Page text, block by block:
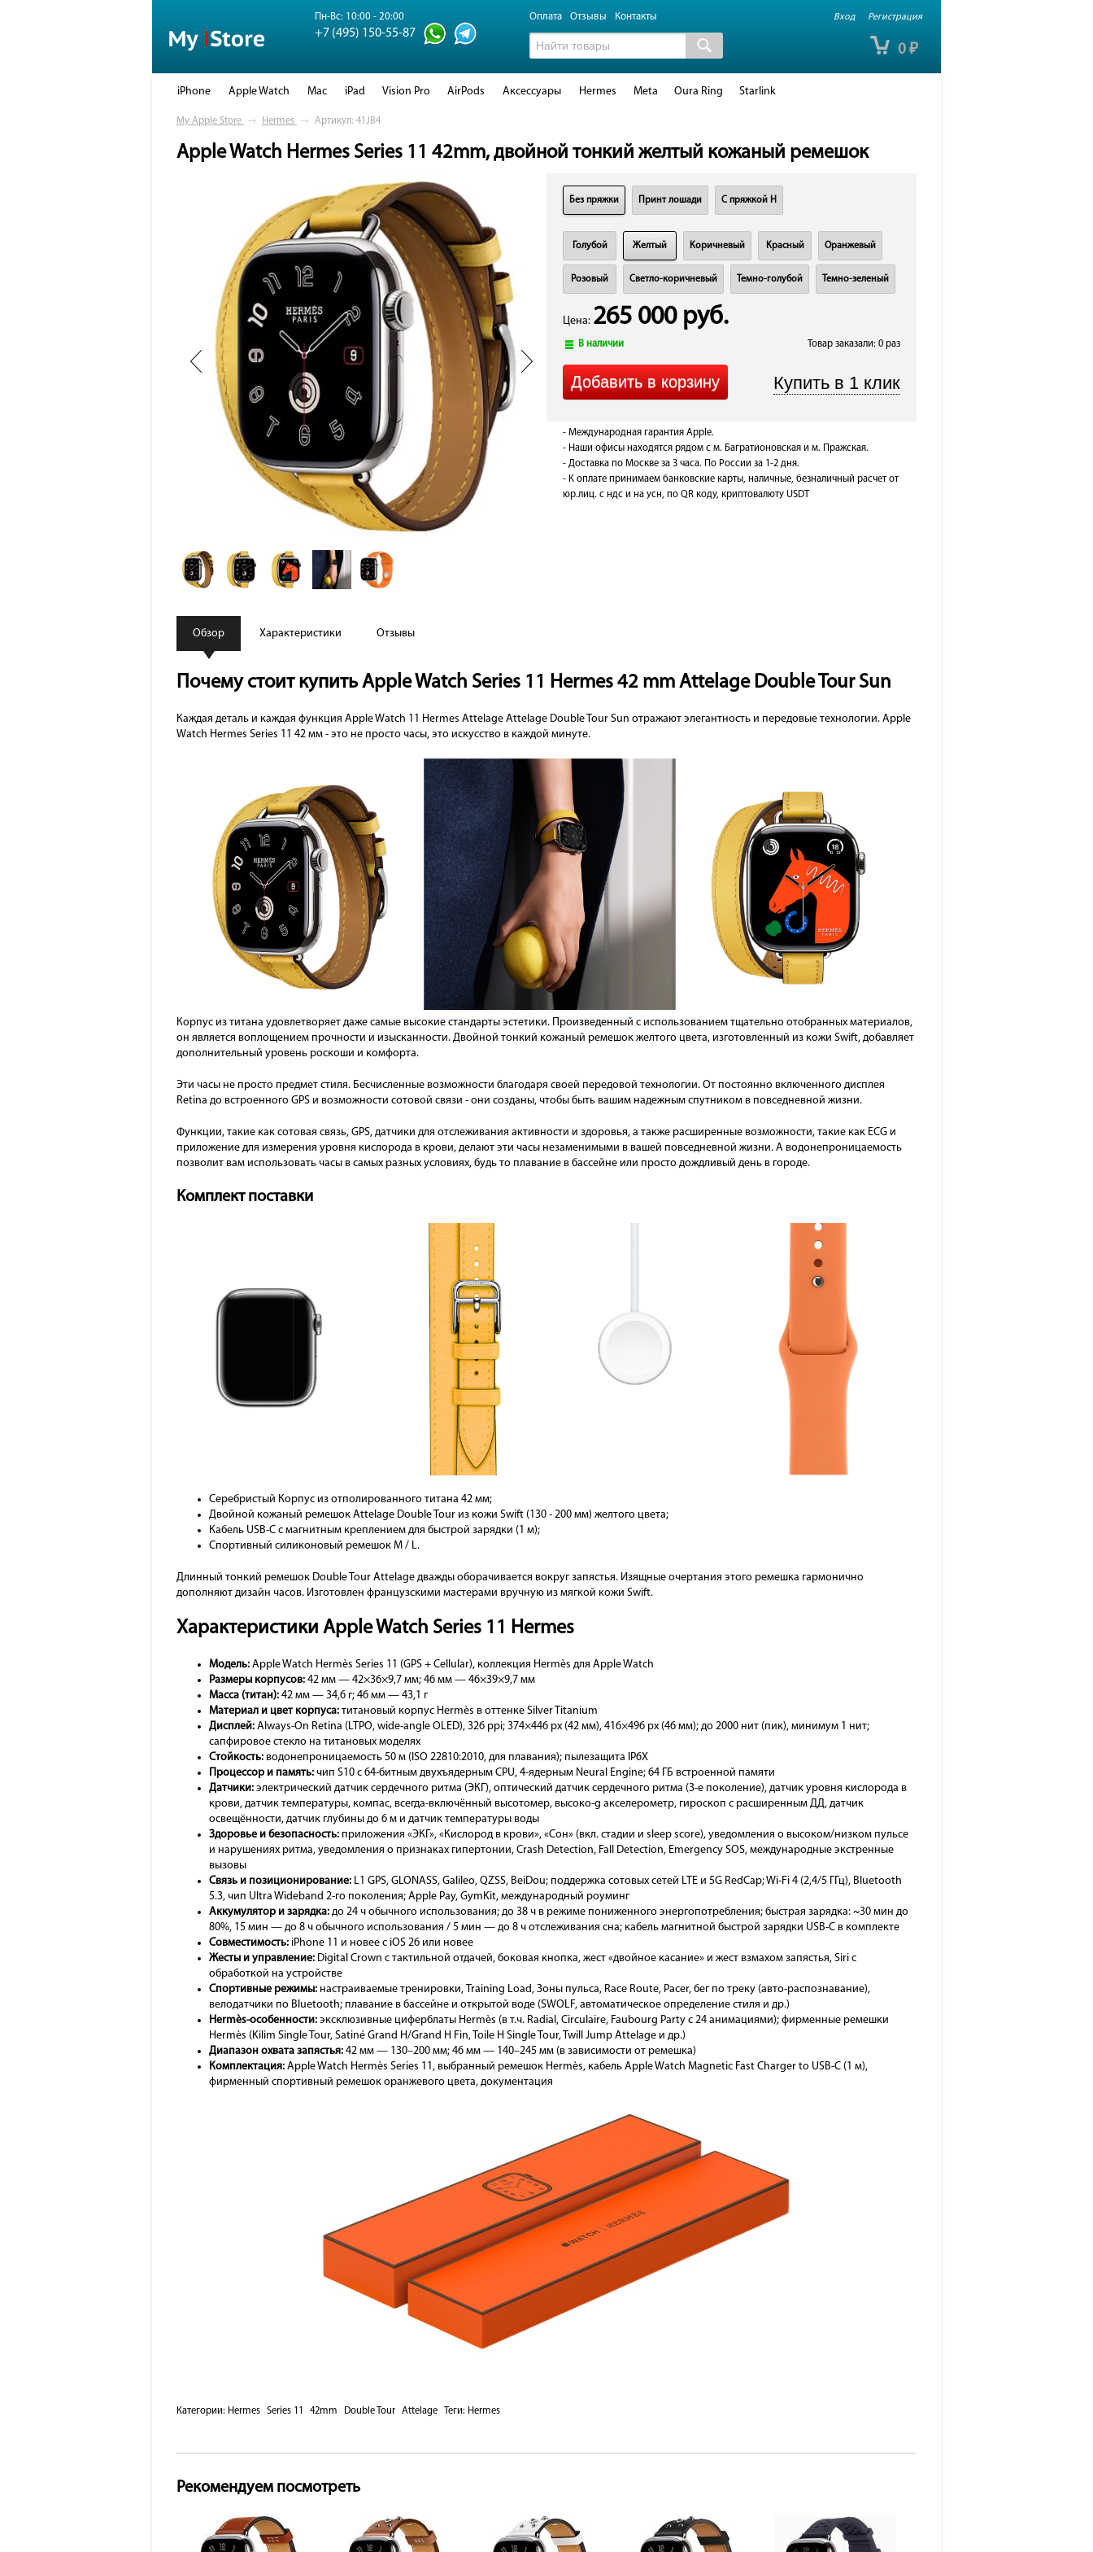
Вход Регистрация
Пн-Вс: 10:00 - 20:00
+7 (495) 150-55-87
Оплата Отзывы Контакты
0 ₽
iPhone Apple Watch Mac iPad Vision Pro AirPods Аксессуары Hermes Meta Oura Ring Starlink
My Apple Store → Hermes → Артикул: 41JB4
Apple Watch Hermes Series 11 42mm, двойной тонкий желтый кожаный ремешок
Без пряжки Принт лошади С пряжкой H
Голубой Желтый Коричневый Красный Оранжевый
Розовый Светло-коричневый Темно-голубой Темно-зеленый
Цена: 265 000 руб.
В наличии Товар заказали: 0 раз
- Международная гарантия Apple.
- Наши офисы находятся рядом с м. Багратионовская и м. Пражская.
- Доставка по Москве за 3 часа. По России за 1-2 дня.
- К оплате принимаем банковские карты, наличные, безналичный расчет от
юр.лиц. с ндс и на усн, по QR коду, криптовалюту USDT
Обзор Характеристики Отзывы
Почему стоит купить Apple Watch Series 11 Hermes 42 mm Attelage Double Tour Sun
Каждая деталь и каждая функция Apple Watch 11 Hermes Attelage Attelage Double Tour Sun отражают элегантность и передовые технологии. Apple
Watch Hermes Series 11 42 мм - это не просто часы, это искусство в каждой минуте.
Корпус из титана удовлетворяет даже самые высокие стандарты эстетики. Произведенный с использованием тщательно отобранных материалов,
он является воплощением прочности и изысканности. Двойной тонкий кожаный ремешок желтого цвета, изготовленный из кожи Swift, добавляет
дополнительный уровень роскоши и комфорта.
Эти часы не просто предмет стиля. Бесчисленные возможности благодаря своей передовой технологии. От постоянно включенного дисплея
Retina до встроенного GPS и возможности сотовой связи - они созданы, чтобы быть вашим надежным спутником в повседневной жизни.
Функции, такие как сотовая связь, GPS, датчики для отслеживания активности и здоровья, а также расширенные возможности, такие как ECG и
приложение для измерения уровня кислорода в крови, делают эти часы незаменимыми в вашей повседневной жизни. А водонепроницаемость
позволит вам использовать часы в самых разных условиях, будь то плавание в бассейне или просто дождливый день в городе.
Комплект поставки
Серебристый Корпус из отполированного титана 42 мм;
Двойной кожаный ремешок Attelage Double Tour из кожи Swift (130 - 200 мм) желтого цвета;
Кабель USB-C с магнитным креплением для быстрой зарядки (1 м);
Спортивный силиконовый ремешок M / L.
Длинный тонкий ремешок Double Tour Attelage дважды оборачивается вокруг запястья. Изящные очертания этого ремешка гармонично
дополняют дизайн часов. Изготовлен французскими мастерами вручную из мягкой кожи Swift.
Характеристики Apple Watch Series 11 Hermes
Модель: Apple Watch Hermès Series 11 (GPS + Cellular), коллекция Hermès для Apple Watch
Размеры корпусов: 42 мм — 42×36×9,7 мм; 46 мм — 46×39×9,7 мм
Масса (титан): 42 мм — 34,6 г; 46 мм — 43,1 г
Материал и цвет корпуса: титановый корпус Hermès в оттенке Silver Titanium
Дисплей: Always-On Retina (LTPO, wide-angle OLED), 326 ppi; 374×446 px (42 мм), 416×496 px (46 мм); до 2000 нит (пик), минимум 1 нит;
сапфировое стекло на титановых моделях
Стойкость: водонепроницаемость 50 м (ISO 22810:2010, для плавания); пылезащита IP6X
Процессор и память: чип S10 с 64-битным двухъядерным CPU, 4-ядерным Neural Engine; 64 ГБ встроенной памяти
Датчики: электрический датчик сердечного ритма (ЭКГ), оптический датчик сердечного ритма (3-е поколение), датчик уровня кислорода в
крови, датчик температуры, компас, всегда-включённый высотомер, высоко-g акселерометр, гироскоп с расширенным ДД, датчик
освещённости, датчик глубины до 6 м и датчик температуры воды
Здоровье и безопасность: приложения «ЭКГ», «Кислород в крови», «Сон» (вкл. стадии и sleep score), уведомления о высоком/низком пульсе
и нарушениях ритма, уведомления о признаках гипертонии, Crash Detection, Fall Detection, Emergency SOS, международные экстренные
вызовы
Связь и позиционирование: L1 GPS, GLONASS, Galileo, QZSS, BeiDou; поддержка сотовых сетей LTE и 5G RedCap; Wi-Fi 4 (2,4/5 ГГц), Bluetooth
5.3, чип Ultra Wideband 2-го поколения; Apple Pay, GymKit, международный роуминг
Аккумулятор и зарядка: до 24 ч обычного использования; до 38 ч в режиме пониженного энергопотребления; быстрая зарядка: ~30 мин до
80%, 15 мин — до 8 ч обычного использования / 5 мин — до 8 ч отслеживания сна; кабель магнитной быстрой зарядки USB-C в комплекте
Совместимость: iPhone 11 и новее с iOS 26 или новее
Жесты и управление: Digital Crown с тактильной отдачей, боковая кнопка, жест «двойное касание» и жест взмахом запястья, Siri с
обработкой на устройстве
Спортивные режимы: настраиваемые тренировки, Training Load, Зоны пульса, Race Route, Pacer, бег по треку (авто-распознавание),
велодатчики по Bluetooth; плавание в бассейне и открытой воде (SWOLF, автоматическое определение стиля и др.)
Hermès-особенности: эксклюзивные циферблаты Hermès (в т.ч. Radial, Circulaire, Faubourg Party с 24 анимациями); фирменные ремешки
Hermès (Kilim Single Tour, Satiné Grand H/Grand H Fin, Toile H Single Tour, Twill Jump Attelage и др.)
Диапазон охвата запястья: 42 мм — 130–200 мм; 46 мм — 140–245 мм (в зависимости от ремешка)
Комплектация: Apple Watch Hermès Series 11, выбранный ремешок Hermès, кабель Apple Watch Magnetic Fast Charger to USB-C (1 м),
фирменный спортивный ремешок оранжевого цвета, документация
Категории: Hermes Series 11 42mm Double Tour Attelage Теги: Hermes
Рекомендуем посмотреть